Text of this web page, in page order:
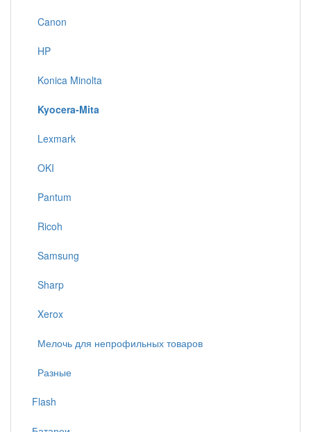
Canon
HP
Konica Minolta
Kyocera-Mita
Lexmark
OKI
Pantum
Ricoh
Samsung
Sharp
Xerox
Мелочь для непрофильных товаров
Разные
Flash